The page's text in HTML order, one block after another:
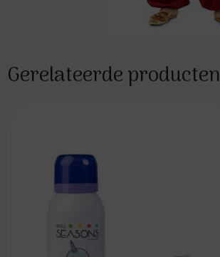
Gerelateerde producten